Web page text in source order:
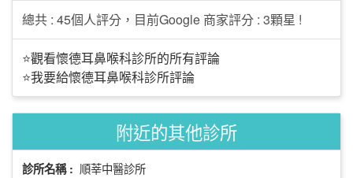
總共 : 45個人評分，目前Google 商家評分 : 3顆星 !
⭐觀看懷德耳鼻喉科診所的所有評論
⭐我要給懷德耳鼻喉科診所評論
附近的其他診所
診所名稱 : 順莘中醫診所